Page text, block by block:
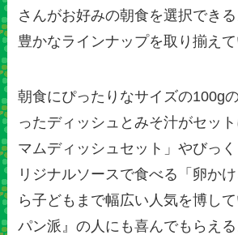
さんがお好みの朝食を選択でき
豊かなラインナップを取り揃えて
朝食にぴったりなサイズの100g
ったディッシュとみそ汁がセッ
マムディッシュセット」やびっ
リジナルソースで食べる「卵か
ら子どもまで幅広い人気を博し
パン派』の人にも喜んでもらえる